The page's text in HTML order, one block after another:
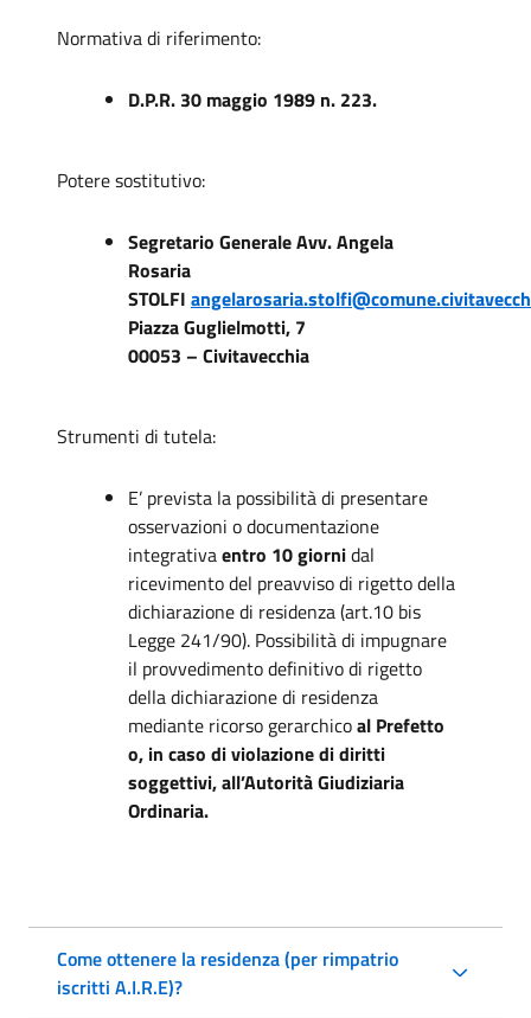
Normativa di riferimento:
D.P.R. 30 maggio 1989 n. 223.
Potere sostitutivo:
Segretario Generale Avv. Angela
Rosaria
STOLFI
Piazza Guglielmotti, 7
00053 – Civitavecchia
Strumenti di tutela:
E’ prevista la possibilità di presentare
osservazioni o documentazione
integrativaentro 10 giornidal
ricevimento del preavviso di rigetto della
dichiarazione di residenza (art.10 bis
Legge 241/90). Possibilità di impugnare
il provvedimento definitivo di rigetto
della dichiarazione di residenza
mediante ricorso gerarchicoal Prefetto
o, in caso di violazione di diritti
soggettivi, all’Autorità Giudiziaria
Ordinaria.
Come ottenere la residenza (per rimpatrio
iscritti A.I.R.E)?